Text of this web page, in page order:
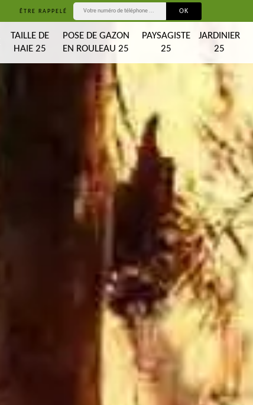
ÊTRE RAPPELÉ
TAILLE DE
HAIE 25
POSE DE GAZON
EN ROULEAU 25
PAYSAGISTE
25
JARDINIER
25